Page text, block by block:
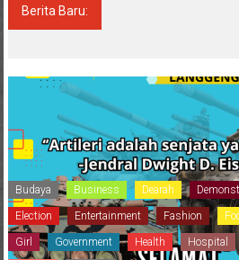
Berita Baru:
Budaya Business Dearah
Election Entertainment Fashion
Girl Government Health Hospital